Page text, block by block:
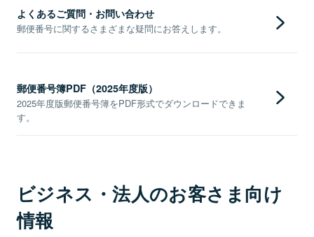
よくあるご質問・お問い合わせ
郵便番号に関するさまざまな疑問にお答えします。
郵便番号簿PDF（2025年度版）
2025年度版郵便番号簿をPDF形式でダウンロードできま
す。
ビジネス・法人のお客さま向け
情報